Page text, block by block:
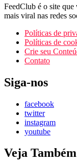
FeedClub é o site
mais viral nas redes
Políticas de
Políticas de
Crie seu
Contato
Siga-nos
facebook
twitter
instagram
youtube
Veja Também